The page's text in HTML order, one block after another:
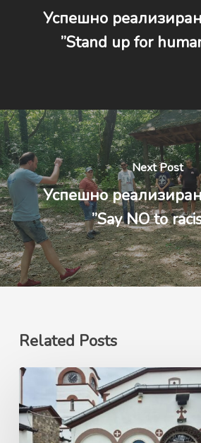
Успешно
”Stand up for
Next Post
Успешно
”Say NO to
Related Posts
Ерасмус+
GANDALF
Green